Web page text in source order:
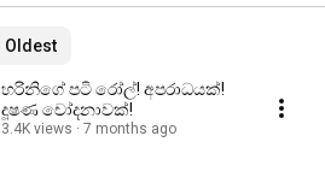
Oldest
හරිනිගේ පටි රෝල්! අපරාධයක්!
දූෂණ චෝදනාවක්!
3.4K views 7 months ago